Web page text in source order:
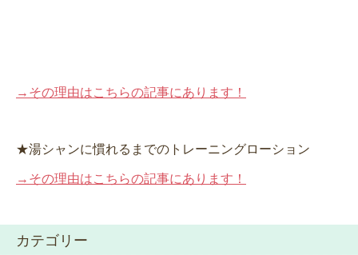
→その理由はこちらの記事にあります！
★湯シャンに慣れるまでのトレーニングローション
→その理由はこちらの記事にあります！
カテゴリー